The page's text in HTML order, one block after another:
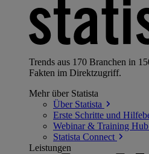
Trends aus 170 Branchen in
Fakten im Direktzugriff.
Mehr über Statista
Über Statista
Erste Schritte und
Webinar & Training Hub
Statista Connect
Leistungen